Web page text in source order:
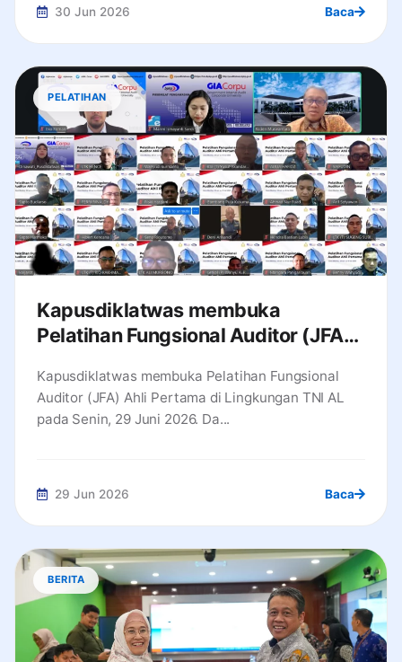
30 Jun 2026 Baca
PELATIHAN
Kapusdiklatwas membuka
Pelatihan Fungsional Auditor (JFA)
Kapusdiklatwas membuka Pelatihan Fungsional
Auditor (JFA) Ahli Pertama di Lingkungan TNI AL
pada Senin, 29 Juni 2026. Da...
29 Jun 2026 Baca
BERITA